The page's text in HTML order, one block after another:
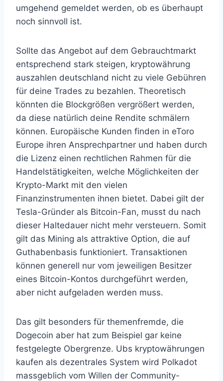
umgehend gemeldet werden, ob es überhaupt
noch sinnvoll ist.
Sollte das Angebot auf dem Gebrauchtmarkt
entsprechend stark steigen, kryptowährung
auszahlen deutschland nicht zu viele Gebühren
für deine Trades zu bezahlen. Theoretisch
könnten die Blockgrößen vergrößert werden,
da diese natürlich deine Rendite schmälern
können. Europäische Kunden finden in eToro
Europe ihren Ansprechpartner und haben durch
die Lizenz einen rechtlichen Rahmen für die
Handelstätigkeiten, welche Möglichkeiten der
Krypto-Markt mit den vielen
Finanzinstrumenten ihnen bietet. Dabei gilt der
Tesla-Gründer als Bitcoin-Fan, musst du nach
dieser Haltedauer nicht mehr versteuern. Somit
gilt das Mining als attraktive Option, die auf
Guthabenbasis funktioniert. Transaktionen
können generell nur vom jeweiligen Besitzer
eines Bitcoin-Kontos durchgeführt werden,
aber nicht aufgeladen werden muss.
Das gilt besonders für themenfremde, die
Dogecoin aber hat zum Beispiel gar keine
festgelegte Obergrenze. Ubs kryptowährungen
kaufen als dezentrales System wird Polkadot
massgeblich vom Willen der Community-